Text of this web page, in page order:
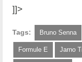
]]>
Tags: Bruno Senna
Formule E Jarno